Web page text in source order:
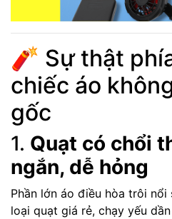
🧨 Sự thật
chiếc áo
gốc
1. Quạt có chổi
ngắn, dễ hỏng
Phần lớn áo điều hòa trôi
loại quạt giá rẻ, chạy yếu